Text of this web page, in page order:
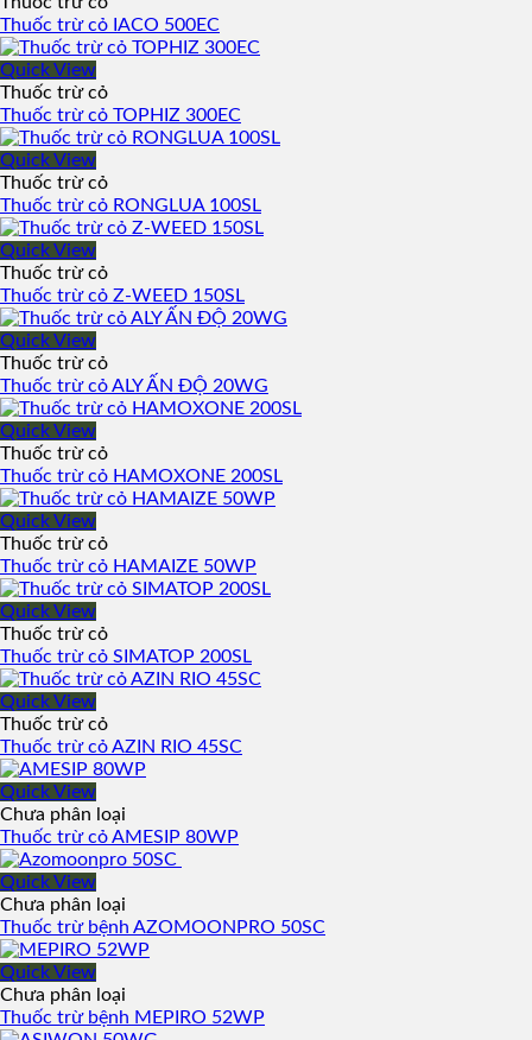
Thuốc trừ cỏ IACO 500EC
Quick View
Thuốc trừ cỏ
Thuốc trừ cỏ TOPHIZ 300EC
Quick View
Thuốc trừ cỏ
Thuốc trừ cỏ RONGLUA 100SL
Quick View
Thuốc trừ cỏ
Thuốc trừ cỏ Z-WEED 150SL
Quick View
Thuốc trừ cỏ
Thuốc trừ cỏ ALY ẤN ĐỘ 20WG
Quick View
Thuốc trừ cỏ
Thuốc trừ cỏ HAMOXONE 200SL
Quick View
Thuốc trừ cỏ
Thuốc trừ cỏ HAMAIZE 50WP
Quick View
Thuốc trừ cỏ
Thuốc trừ cỏ SIMATOP 200SL
Quick View
Thuốc trừ cỏ
Thuốc trừ cỏ AZIN RIO 45SC
Quick View
Chưa phân loại
Thuốc trừ cỏ AMESIP 80WP
Quick View
Chưa phân loại
Thuốc trừ bệnh AZOMOONPRO 50SC
Quick View
Chưa phân loại
Thuốc trừ bệnh MEPIRO 52WP